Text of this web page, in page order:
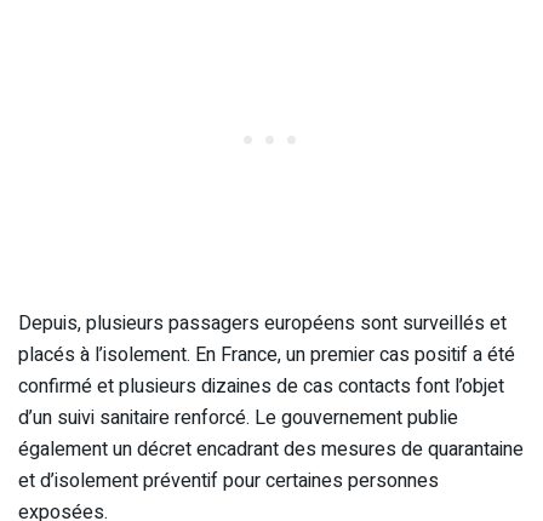
Depuis, plusieurs passagers européens sont surveillés et
placés à l’isolement. En France, un premier cas positif a été
confirmé et plusieurs dizaines de cas contacts font l’objet
d’un suivi sanitaire renforcé. Le gouvernement publie
également un décret encadrant des mesures de quarantaine
et d’isolement préventif pour certaines personnes
exposées.